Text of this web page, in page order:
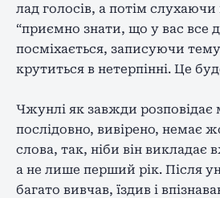
лад голосів, а потім
“приємно знати, що у вас все
посміхається, записуючи тему
крутиться в нетерпінні. Це
Чжунлі як завжди розповідає
послідовно, вивірено, немає
слова, так, ніби він викладає
а не лише перший рік. Після
багато вивчав, їздив і